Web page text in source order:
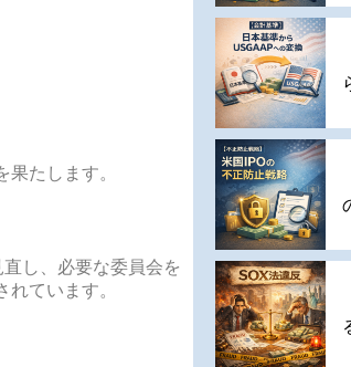
たします。
し、必要な委員会を
ています。